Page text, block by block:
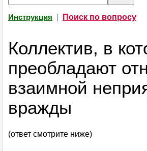
Инструкция Поиск по вопросу
Коллектив, в
преобладают
взаимной
вражды
(ответ смотрите ниже)